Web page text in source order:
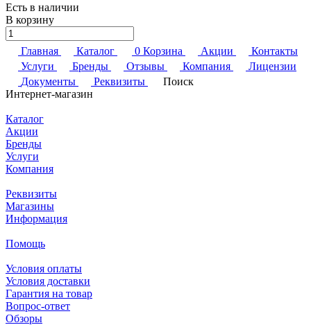
Есть в наличии
В корзину
Главная Каталог 0 Корзина Акции
Контакты
Услуги
Бренды Отзывы Компания
Лицензии
Документы
Реквизиты
Поиск
Интернет-магазин
Каталог
Акции
Бренды
Услуги
Компания
Реквизиты
Магазины
Информация
Помощь
Условия оплаты
Условия доставки
Гарантия на товар
Вопрос-ответ
Обзоры